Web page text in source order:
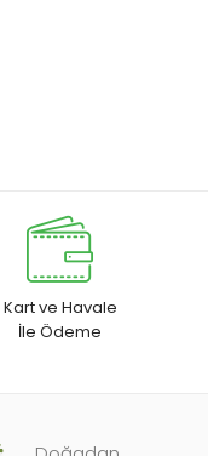
Kart ve Havale
İle Ödeme